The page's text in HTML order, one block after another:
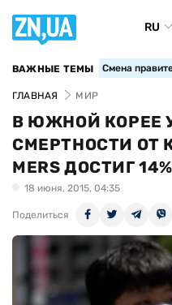
RU
ВАЖНЫЕ ТЕМЫ Смена
ГЛАВНАЯ МИР
В ЮЖНОЙ КОРЕЕ
СМЕРТНОСТИ ОТ
MERS ДОСТИГ 14%
18 июня, 2015, 04:35
Поделиться